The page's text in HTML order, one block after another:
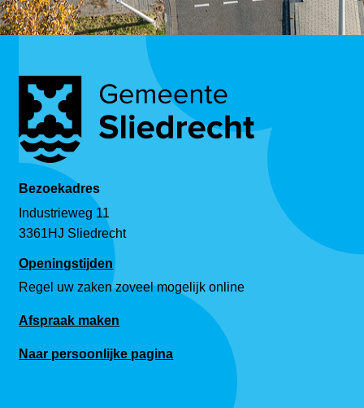
Bezoekadres
Industrieweg 11
3361HJ Sliedrecht
Openingstijden
Regel uw zaken zoveel mogelijk online
Afspraak maken
Naar persoonlijke pagina